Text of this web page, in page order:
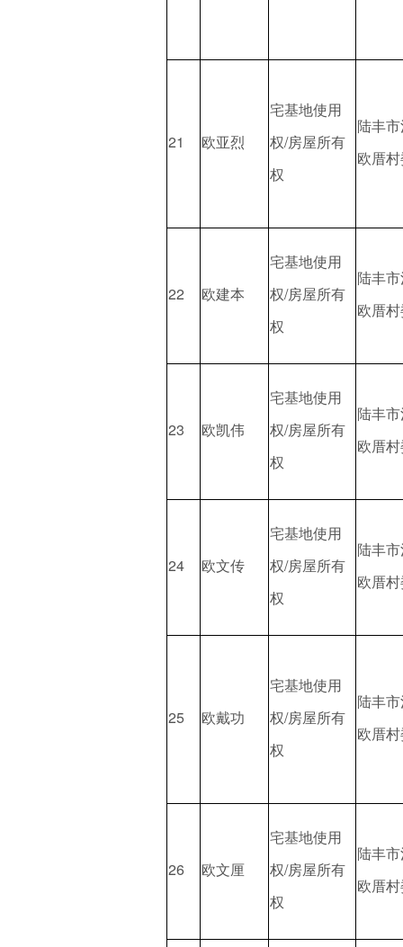
21 欧亚烈
宅基地使用
权/房屋所有
权
陆丰
欧厝
22 欧建本
宅基地使用
权/房屋所有
权
陆丰
欧厝
23 欧凯伟
宅基地使用
权/房屋所有
权
陆丰
欧厝
24 欧文传
宅基地使用
权/房屋所有
权
陆丰
欧厝
25 欧戴功
宅基地使用
权/房屋所有
权
陆丰
欧厝
26 欧文厘
宅基地使用
权/房屋所有
权
陆丰
欧厝